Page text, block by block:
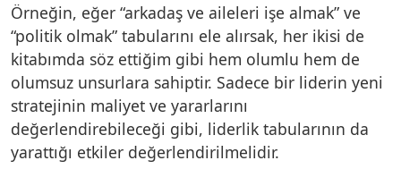
Örneğin, eğer “arkadaş ve aileleri işe almak” ve
“politik olmak” tabularını ele alırsak, her ikisi de
kitabımda söz ettiğim gibi hem olumlu hem de
olumsuz unsurlara sahiptir. Sadece bir liderin yeni
stratejinin maliyet ve yararlarını
değerlendirebileceği gibi, liderlik tabularının da
yarattığı etkiler değerlendirilmelidir.